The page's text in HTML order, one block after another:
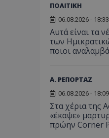
ΠΟΛΙΤΙΚΗ
06.08.2026 - 18:33
Αυτά είναι τα
των
ποιοι
Α. ΡΕΠΟΡΤΑΖ
06.08.2026 - 18:09
Στα χέρια της
«έκαψε»
πρώην Corner